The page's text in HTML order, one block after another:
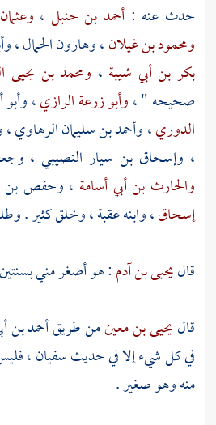
حدث عنه : أحمد بن حنبل ،
ومحمود بن غيلان،وهارون الحمال،
بكر بن أبي شيبة ، ومحمد بن يحيى
صحيحه " ،وأبو زرعة الرازي،
الدوري،وأحمد بن سليمان الرهاوي،
، وإسحاق بن سيار النصيبي ،
والحارث بن أبي أسامة ، وحفص بن
إسحاق، وابنهعقبة، وخلق كثير .
قاليحيى بن آدم: هو أصغر مني
قاليحيى بن معينمن طريقأحمد بن
في كل شيء إلا في حديثسفيان،
منه وهو صغير .